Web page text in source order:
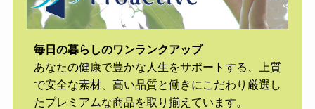
毎日の暮らしのワンランクアップ
あなたの健康で豊かな人生をサポートする、上質
で安全な素材、高い品質と働きにこだわり厳選し
たプレミアムな商品を取り揃えています。